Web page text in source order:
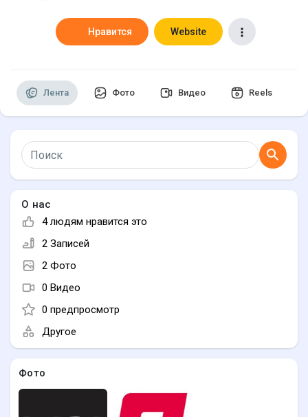
Мои группы
Найти Страницы
Понравились страницы
Игры
Разработчики
Нравится Website
Лента Фото Видео Reels
О нас
4 людям нравится это
2 Записей
2 Фото
0 Видео
0 предпросмотр
Другое
Фото